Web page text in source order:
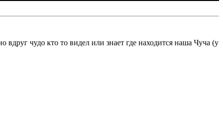
чудо кто то видел или знает где находится наша Чуча (у